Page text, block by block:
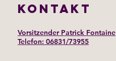
KONTAKT
Vorsitzender Patrick Fontaine
Telefon: 06831/73955